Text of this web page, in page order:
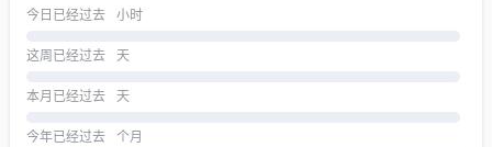
今日已经过去 小时
这周已经过去 天
本月已经过去 天
今年已经过去 个月